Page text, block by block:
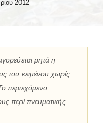
2012
ρητά η
του κειμένου χωρίς
περιεχόμενο
περί πνευματικής